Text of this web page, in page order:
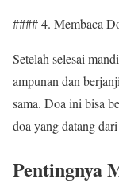
#### 4. Membaca
Setelah selesai
ampunan dan
sama. Doa ini bisa
doa yang datang
Pentingnya